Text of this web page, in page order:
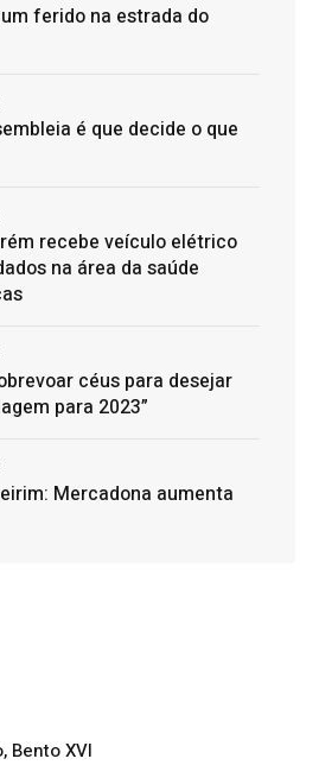
ferido na estrada do
é que decide o que
recebe veículo elétrico
na área da saúde
céus para desejar
para 2023”
Mercadona aumenta
Bento XVI